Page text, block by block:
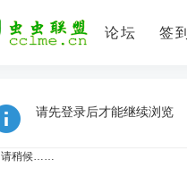
论坛 签到
请先登录后才能继续浏览
请稍候……